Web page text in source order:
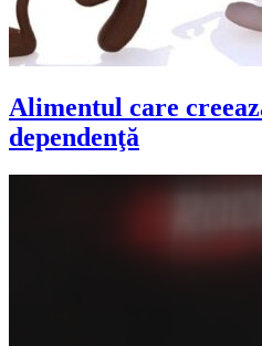
Alimentul care
dependenţă